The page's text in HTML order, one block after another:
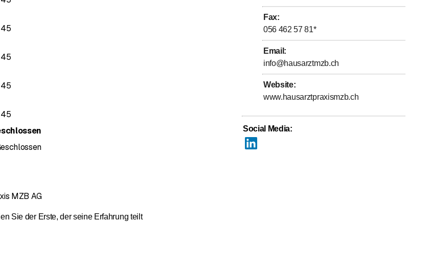
von medizinischen Fachkräften ist uns ein grosses Anliegen.
für Ärztinnen und Ärzte in Weiterbildung zum Facharzt Allg. Innere Medizin, Medizinstudentinnen und -
und -assistenten sowie klinische Fachspezialistinnen und -spezialisten.
45
45
45
45
Fax:
056 462 57 81*
Email :
info@hausarztmzb.ch
Website:
www.hausarztpraxismzb.ch
Social Media:
MZB AG
Sie der Erste, der seine Erfahrung teilt